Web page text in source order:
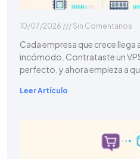
10/07/2026 Sin Comentarios
Cada empresa que crece
incómodo. Contrataste un
perfecto, y ahora empieza a
Leer Artículo